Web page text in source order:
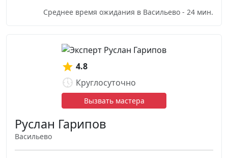
Среднее время ожидания в Васильево - 24 мин.
4.8
Круглосуточно
Вызвать мастера
Руслан Гарипов
Васильево